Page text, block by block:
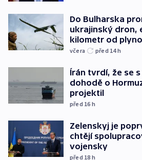
Do Bulharska
ukrajinský dron,
kilometr od
včera před 14h
Írán tvrdí, že se s
dohodě o
projektil
před 16 h
Zelenskyj je
chtějí
vojensky
před 18 h